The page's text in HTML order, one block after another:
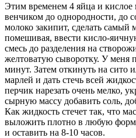
Этим временем 4 яйца и кислое
венчиком до однородности, до
молоко закипит, сделать самый
помешивая, ввести кисло-
смесь до разделения на
желтоватую сыворотку. У меня
минут. Затем откинуть на сито
марлей и дать стечь всей
перчик нарезать очень мелко,
сырную массу добавить соль,
Как жидкость стечет так, что
выложить плотно в любую
и оставить на 8-10 часов.